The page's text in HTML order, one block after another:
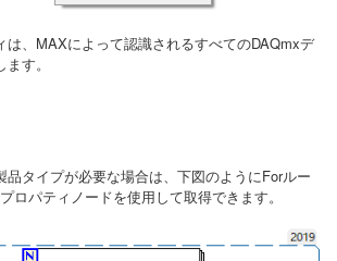
は、MAXによって認識されるすべてのDAQmxデ
す。
品タイプが必要な場合は、下図のようにForルー
ロパティノードを使用して取得できます。